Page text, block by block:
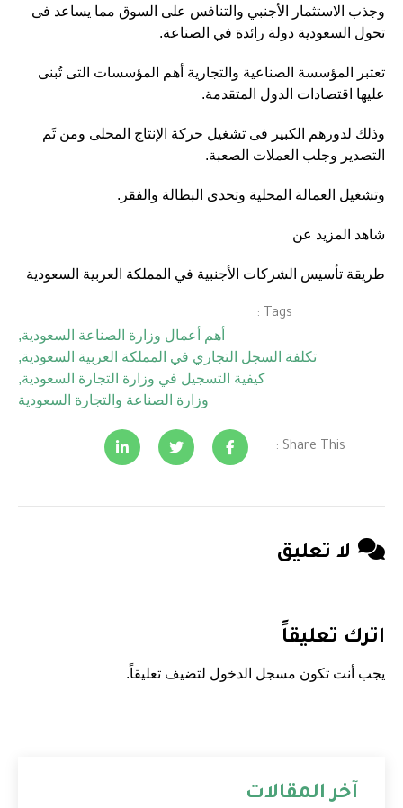
وجذب الاستثمار الأجنبي والتنافس على السوق مما يساعد فى
تحول السعودية دولة رائدة في الصناعة.
تعتبر المؤسسة الصناعية والتجارية أهم المؤسسات التى تُبنى
عليها اقتصادات الدول المتقدمة.
وذلك لدورهم الكبير فى تشغيل حركة الإنتاج المحلى ومن ثَم
التصدير وجلب العملات الصعبة.
وتشغيل العمالة المحلية وتحدى البطالة والفقر.
شاهد المزيد عن
طريقة تأسيس الشركات الأجنبية في المملكة العربية السعودية
Tags :
أهم أعمال وزارة الصناعة السعودية,
تكلفة السجل التجاري في المملكة العربية السعودية,
كيفية التسجيل في وزارة التجارة السعودية,
وزارة الصناعة والتجارة السعودية
Share This :
لا تعليق
اترك تعليقاً
يجب أنت تكون مسجل الدخول لتضيف تعليقاً.
آخر المقالات